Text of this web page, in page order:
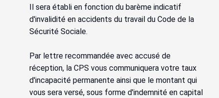
Il sera établi en fonction du barème indicatif
d'invalidité en accidents du travail du Code de la
Sécurité Sociale.
Par lettre recommandée avec accusé de
réception, la CPS vous communiquera votre taux
d'incapacité permanente ainsi que le montant qui
vous sera versé, sous forme d'indemnité en capital